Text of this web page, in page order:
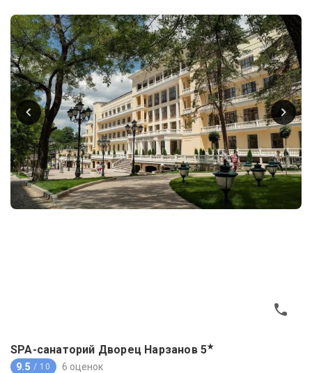
SPA-санаторий Дворец Нарзанов 5★
9.5 / 10 6 оценок